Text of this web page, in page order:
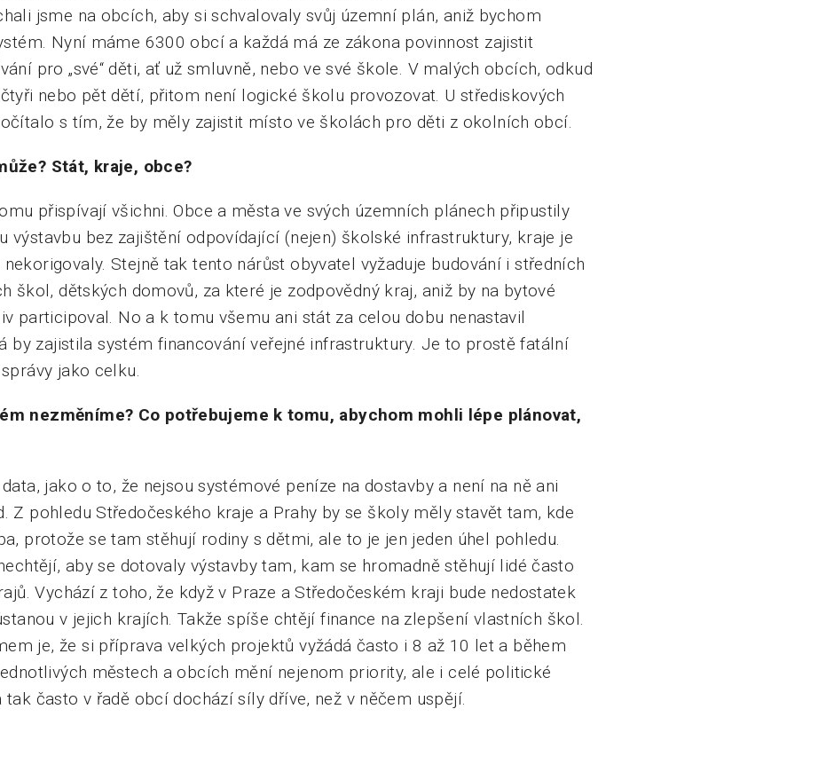
jsme na obcích, aby si schvalovaly svůj územní plán, aniž bychom
Nyní máme 6300 obcí a každá má ze zákona povinnost zajistit
pro „své“ děti, ať už smluvně, nebo ve své škole. V malých obcích, odkud
nebo pět dětí, přitom není logické školu provozovat. U střediskových
s tím, že by měly zajistit místo ve školách pro děti z okolních obcí.
Stát, kraje, obce?
přispívají všichni. Obce a města ve svých územních plánech připustily
výstavbu bez zajištění odpovídající (nejen) školské infrastruktury, kraje je
Stejně tak tento nárůst obyvatel vyžaduje budování i středních
škol, dětských domovů, za které je zodpovědný kraj, aniž by na bytové
participoval. No a k tomu všemu ani stát za celou dobu nenastavil
by zajistila systém financování veřejné infrastruktury. Je to prostě fatální
jako celku.
nezměníme? Co potřebujeme k tomu, abychom mohli lépe plánovat,
jako o to, že nejsou systémové peníze na dostavby a není na ně ani
Z pohledu Středočeského kraje a Prahy by se školy měly stavět tam, kde
protože se tam stěhují rodiny s dětmi, ale to je jen jeden úhel pohledu.
aby se dotovaly výstavby tam, kam se hromadně stěhují lidé často
Vychází z toho, že když v Praze a Středočeském kraji bude nedostatek
v jejich krajích. Takže spíše chtějí finance na zlepšení vlastních škol.
je, že si příprava velkých projektů vyžádá často i 8 až 10 let a během
městech a obcích mění nejenom priority, ale i celé politické
tak často v řadě obcí dochází síly dříve, než v něčem uspějí.